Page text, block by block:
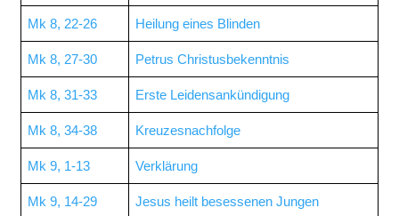
Mk 8, 22-26 Heilung eines Blinden
Mk 8, 27-30 Petrus Christusbekenntnis
Mk 8, 31-33 Erste Leidensankündigung
Mk 8, 34-38 Kreuzesnachfolge
Mk 9, 1-13 Verklärung
Mk 9, 14-29 Jesus heilt besessenen Jungen